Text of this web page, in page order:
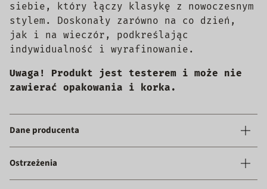
siebie, który łączy klasykę z nowoczesnym
stylem. Doskonały zarówno na co dzień,
jak i na wieczór, podkreślając
indywidualność i wyrafinowanie.
Uwaga! Produkt jest testerem i może nie
zawierać opakowania i korka.
Dane producenta
Ostrzeżenia